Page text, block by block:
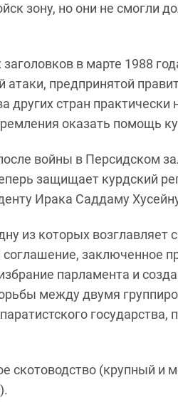
зону, но они не смогли
в марте 1988
атаки, предпринятой
других стран практически
оказать помощь
войны в Персидском
защищает курдский
Ирака Саддаму
из которых
заключенное
парламента и
между двумя
государства,
скотоводство (крупный и